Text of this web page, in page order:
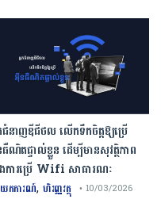
ជំនាញឌីជីថល លើកទឹកចិត្តឱ្យប្រើ
ណិតផ្ទាល់ខ្លួន ដើម្បីមានសុវត្ថិភាព
ការប្រើ Wifi​ សាធារណៈ
កការណ៍, ហិរញ្ញវត្ថុ • 10/03/2026